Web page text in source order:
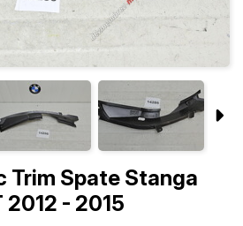
Trim Spate Stanga
2012 - 2015